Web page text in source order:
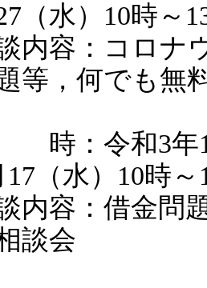
（水）10時～
容：コロナ
等，何でも無
：令和3年11
17（水）10時～
容：借金問
談会